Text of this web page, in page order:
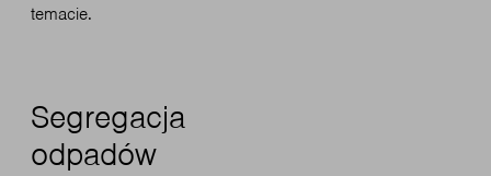
temacie.
Segregacja
odpadów